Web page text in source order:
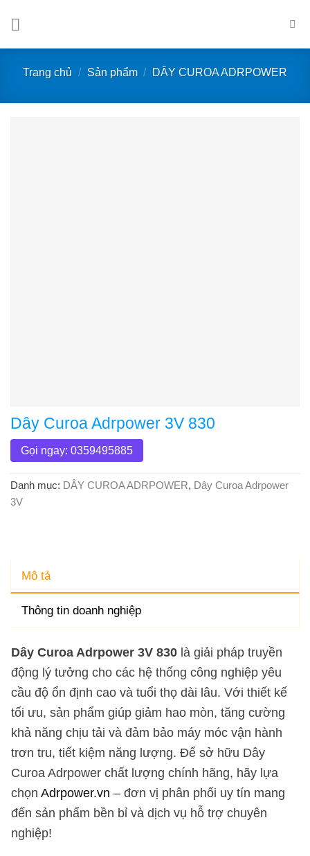
Trang chủ / Sản phẩm / DÂY CUROA ADRPOWER
Dây Curoa Adrpower 3V 830
Gọi ngay: 0359495885
Danh mục: DÂY CUROA ADRPOWER, Dây Curoa Adrpower
3V
Mô tả
Thông tin doanh nghiệp
Dây Curoa Adrpower 3V 830 là giải pháp truyền
động lý tưởng cho các hệ thống công nghiệp yêu
cầu độ ổn định cao và tuổi thọ dài lâu. Với thiết kế
tối ưu, sản phẩm giúp giảm hao mòn, tăng cường
khả năng chịu tải và đảm bảo máy móc vận hành
trơn tru, tiết kiệm năng lượng. Để sở hữu Dây
Curoa Adrpower chất lượng chính hãng, hãy lựa
chọn Adrpower.vn – đơn vị phân phối uy tín mang
đến sản phẩm bền bỉ và dịch vụ hỗ trợ chuyên
nghiệp!